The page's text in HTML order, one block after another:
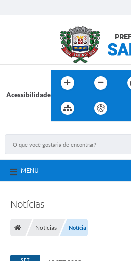
Acessibilidade
MENU
Notícias
Notícias Notícia